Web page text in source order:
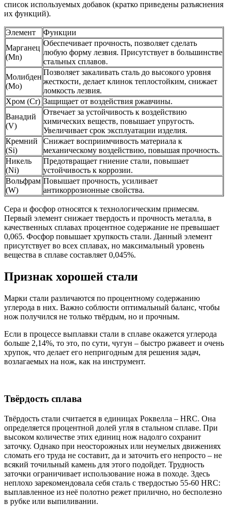
список используемых добавок (кратко приведены разъяснения
их функций).
Элемент
Функции
Марганец
(Mn)
Обеспечивает прочность, позволяет сделать
любую форму лезвия. Присутствует в большинстве
стальных сплавов.
Молибден
(Mo)
Позволяет закаливать сталь до высокого уровня
жесткости, делает клинок теплостойким, снижает
ломкость лезвия.
Хром (Cr) Защищает от воздействия ржавчины.
Ванадий
(V)
Отвечает за устойчивость к воздействию
химических веществ, повышает упругость.
Увеличивает срок эксплуатации изделия.
Кремний
(Si)
Снижает восприимчивость материала к
механическому воздействию, повышая прочность.
Никель
(Ni)
Предотвращает гниение стали, повышает
устойчивость к коррозии.
Вольфрам
(W)
Повышает прочность, усиливает
антикоррозионные свойства.
Сера и фосфор относятся к технологическим примесям.
Первый элемент снижает твердость и прочность металла, в
качественных сплавах процентное содержание не превышает
0,065. Фосфор повышает хрупкость стали. Данный элемент
присутствует во всех сплавах, но максимальный уровень
вещества в сплаве составляет 0,045%.
Признак хорошей стали
Марки стали различаются по процентному содержанию
углерода в них. Важно соблюсти оптимальный баланс, чтобы
нож получился не только твёрдым, но и прочным.
Если в процессе выплавки стали в сплаве окажется углерода
больше 2,14%, то это, по сути, чугун – быстро ржавеет и очень
хрупок, что делает его непригодным для решения задач,
возлагаемых на нож, как на инструмент.
Твёрдость сплава
Твёрдость стали считается в единицах Роквелла – HRC. Она
определяется процентной долей угля в стальном сплаве. При
высоком количестве этих единиц нож надолго сохранит
заточку. Однако при неосторожных или неумелых движениях
сломать его труда не составит, да и заточить его непросто – не
всякий точильный камень для этого подойдет. Трудность
заточки ограничивает использование ножа в походе. Здесь
неплохо зарекомендовала себя сталь с твердостью 55-60 HRC:
выплавленное из неё полотно режет прилично, но бесполезно
в рубке или выпиливании.